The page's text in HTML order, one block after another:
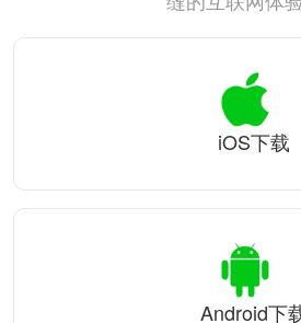
iOS下载
Android下